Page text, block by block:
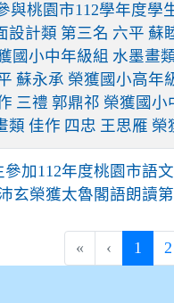
與桃園市112學年度學
設計類 第三名 六平 蘇
國小中年級組 水墨畫
蘇永承 榮獲國小高年
三禮 郭鼎祁 榮獲國
類 佳作 四忠 王思雁 榮
參加112年度桃園市語
玄榮獲太魯閣語朗讀
« ‹ 1 2